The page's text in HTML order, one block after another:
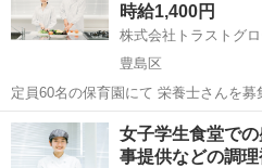
時給1,400円
株式会社トラストグ
豊島区
定員60名の保育園にて 栄養士さんを募集します。 1日1
60食程度を提供します。 季節や行事にあわせた食材や献立を通して、
子どもたちに文化や食への興味・関心を
成長してい...
東京 豊島区 キッチン
女子学生食堂で
事提供などの調